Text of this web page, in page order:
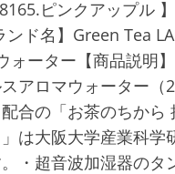
ピンクアップル
ンド名】Green Tea
ォーター【商品説明
アロマウォーター
合の「お茶のちか
は大阪大学産業科
・超音波加湿器の